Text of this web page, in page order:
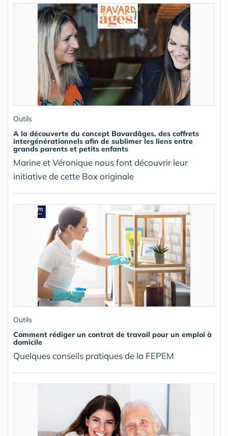
Outils
A la découverte du concept Bavardâges, des coffrets
intergénérationnels afin de sublimer les liens entre
grands parents et petits enfants
Marine et Véronique nous font découvrir leur
initiative de cette Box originale
Outils
Comment rédiger un contrat de travail pour un emploi à
domicile
Quelques conseils pratiques de la FEPEM